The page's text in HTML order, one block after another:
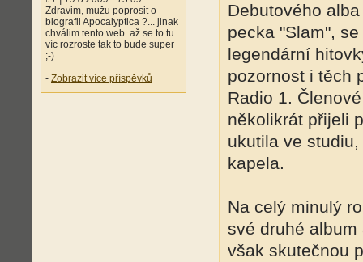
Zdravim, mužu poprosit o
biografii Apocalyptica ?... jinak
chválim tento web..až se to tu
víc rozroste tak to bude super
;-)
- Zobrazit více příspěvků
Debutového
pecka "Slam",
legendární
pozornost i těch
Radio 1.
několikrát přijeli
ukutila ve
kapela.
Na celý minulý
své druhé
však skutečnou